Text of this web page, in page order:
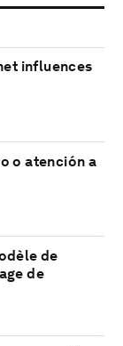
influences
o atención a
de
de